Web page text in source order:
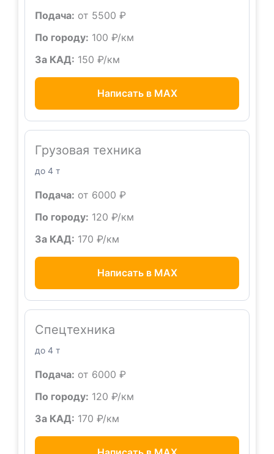
Подача: от 5500 ₽
По городу: 100 ₽/км
За КАД: 150 ₽/км
Написать в MAX
Грузовая техника
до 4 т
Подача: от 6000 ₽
По городу: 120 ₽/км
За КАД: 170 ₽/км
Написать в MAX
Спецтехника
до 4 т
Подача: от 6000 ₽
По городу: 120 ₽/км
За КАД: 170 ₽/км